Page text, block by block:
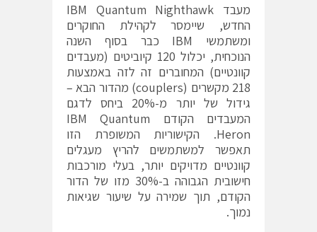
מעבד IBM Quantum Nighthawk
החדש, שיימסר לקהילת החוקרים
ומשתמשי IBM כבר בסוף השנה
הנוכחית, יכלול 120 קיוביטים (מעבדים
קוונטיים) המחוברים זה לזה באמצעות
218 מקשרים (couplers) מהדור הבא –
גידול של יותר מ-20% ביחס לדגם
המעבדים הקודם IBM Quantum
Heron. הקישוריות המשופרת הזו
תאפשר למשתמשים להריץ מעגלים
קוונטיים מדויקים יותר, בעלי מורכבות
חישובית הגבוהה ב-30% מזו של הדור
הקודם, תוך שמירה על שיעור שגיאות
נמוך.